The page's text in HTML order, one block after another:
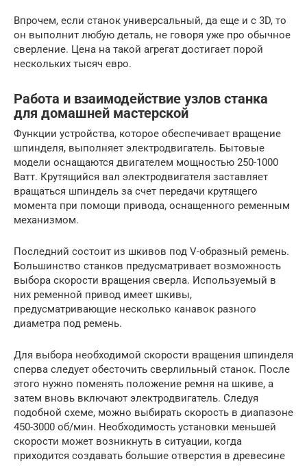
Впрочем, если станок универсальный, да еще и с 3D, то
он выполнит любую деталь, не говоря уже про обычное
сверление. Цена на такой агрегат достигает порой
нескольких тысяч евро.
Работа и взаимодействие узлов станка
для домашней мастерской
Функции устройства, которое обеспечивает вращение
шпинделя, выполняет электродвигатель. Бытовые
модели оснащаются двигателем мощностью 250-1000
Ватт. Крутящийся вал электродвигателя заставляет
вращаться шпиндель за счет передачи крутящего
момента при помощи привода, оснащенного ременным
механизмом.
Последний состоит из шкивов под V-образный ремень.
Большинство станков предусматривает возможность
выбора скорости вращения сверла. Используемый в
них ременной привод имеет шкивы,
предусматривающие несколько канавок разного
диаметра под ремень.
Для выбора необходимой скорости вращения шпинделя
сперва следует обесточить сверлильный станок. После
этого нужно поменять положение ремня на шкиве, а
затем вновь включают электродвигатель. Следуя
подобной схеме, можно выбирать скорость в диапазоне
450-3000 об/мин. Необходимость установки меньшей
скорости может возникнуть в ситуации, когда
приходится создавать большие отверстия в древесине